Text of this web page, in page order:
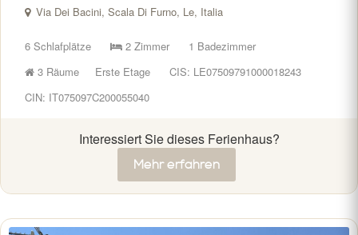
Via Dei Bacini, Scala Di Furno, Le, Italia
6 Schlafplätze 2 Zimmer
1 Badezimmer
3 Räume
Erste Etage
CIS: LE07509791000018243
CIN: IT075097C200055040
Interessiert Sie dieses Ferienhaus?
Mehr erfahren